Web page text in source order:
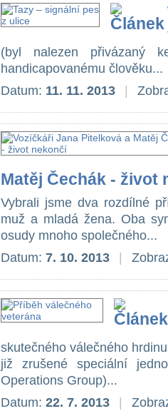
(byl nalezen přivázaný
handicapovanému člověku...
Datum: 11. 11. 2013
Matěj Čechák - život
Vybrali jsme dva rozdílné
muž a mladá žena. Oba
osudy mnoho společného...
Datum: 7. 10. 2013
skutečného válečného
již zrušené speciální
Operations Group)...
Datum: 22. 7. 2013